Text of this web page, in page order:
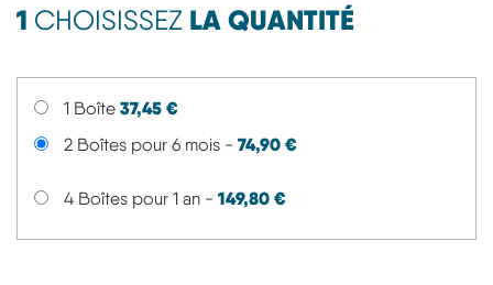
1 CHOISISSEZ LA QUANTITÉ
1 Boîte 37,45 €
2 Boîtes pour 6 mois - 74,90 €
4 Boîtes pour 1 an - 149,80 €